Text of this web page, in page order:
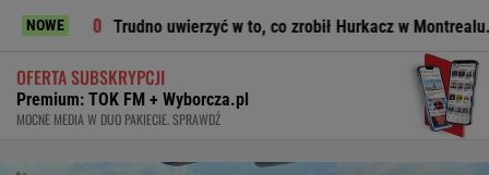
NOWE
Trudno uwierzyć w to, co zrobił Hurkacz w Montrealu. Miał już
OFERTA SUBSKRYPCJI
Premium: TOK FM + Wyborcza.pl
MOCNE MEDIA W DUO PAKIECIE. SPRAWDŹ